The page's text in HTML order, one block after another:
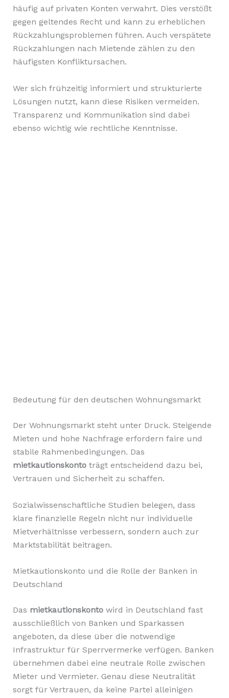
häufig auf privaten Konten verwahrt. Dies verstößt
gegen geltendes Recht und kann zu erheblichen
Rückzahlungsproblemen führen. Auch verspätete
Rückzahlungen nach Mietende zählen zu den
häufigsten Konfliktursachen.
Wer sich frühzeitig informiert und strukturierte
Lösungen nutzt, kann diese Risiken vermeiden.
Transparenz und Kommunikation sind dabei
ebenso wichtig wie rechtliche Kenntnisse.
Bedeutung für den deutschen Wohnungsmarkt
Der Wohnungsmarkt steht unter Druck. Steigende
Mieten und hohe Nachfrage erfordern faire und
stabile Rahmenbedingungen. Das
mietkautionskontoträgt entscheidend dazu bei,
Vertrauen und Sicherheit zu schaffen.
Sozialwissenschaftliche Studien belegen, dass
klare finanzielle Regeln nicht nur individuelle
Mietverhältnisse verbessern, sondern auch zur
Marktstabilität beitragen.
Mietkautionskonto und die Rolle der Banken in
Deutschland
Das mietkautionskontowird in Deutschland fast
ausschließlich von Banken und Sparkassen
angeboten, da diese über die notwendige
Infrastruktur für Sperrvermerke verfügen. Banken
übernehmen dabei eine neutrale Rolle zwischen
Mieter und Vermieter. Genau diese Neutralität
sorgt für Vertrauen, da keine Partei alleinigen